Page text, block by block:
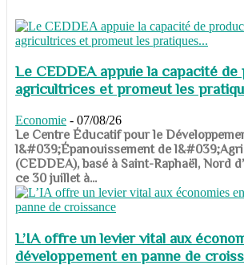
Le CEDDEA appuie la capacité
agricultrices et promeut les
Economie - 07/08/26
​​​​​​​Le Centre Éducatif pour le
l&#039;Épanouissement de
(CEDDEA), basé à Saint-Raphaël, Nord
ce 30 juillet à...
L’IA offre un levier vital aux
développement en panne de